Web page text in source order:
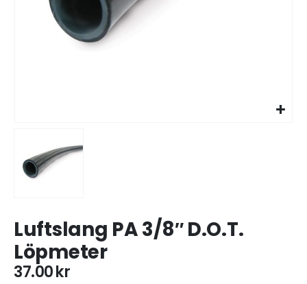
Luftslang PA 3/8″ D.O.T.
Löpmeter
37.00kr